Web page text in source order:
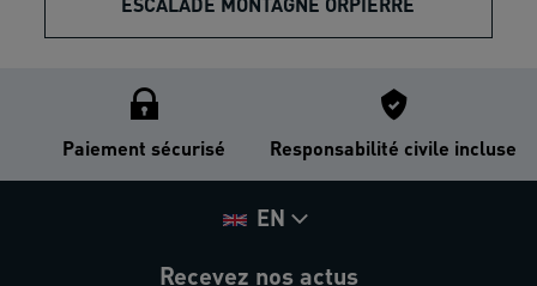
Paiement sécurisé Responsabilité civile incluse
EN
Recevez nos actus